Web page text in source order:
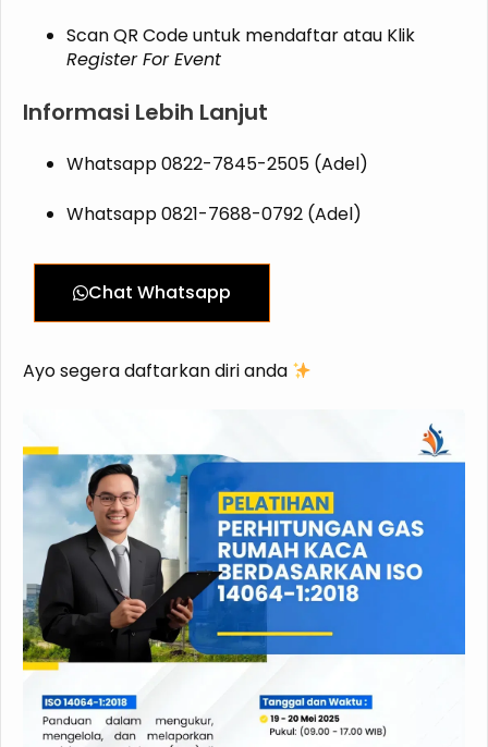
Scan QR Code untuk mendaftar atau Klik
Register For Event
Informasi Lebih Lanjut
Whatsapp 0822-7845-2505 (Adel)
Whatsapp 0821-7688-0792 (Adel)
Chat Whatsapp
Ayo segera daftarkan diri anda